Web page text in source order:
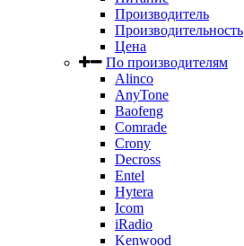
Производитель
Производительность
Цена
По производителям
Alinco
AnyTone
Baofeng
Comrade
Crony
Decross
Entel
Hytera
Icom
iRadio
Kenwood